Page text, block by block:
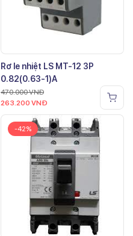
Rơ le nhiệt LS MT-12 3P
0.82(0.63-1)A
470.000VNĐ
263.200 VNĐ
-42%